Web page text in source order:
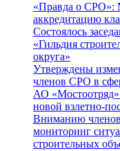
«Правда о СРО»:
аккредитацию
Состоялось
«Гильдия
округа»
Утверждены
членов СРО в
АО «Мостоотряд»
новой взлетно-
Вниманию
мониторинг
строительных